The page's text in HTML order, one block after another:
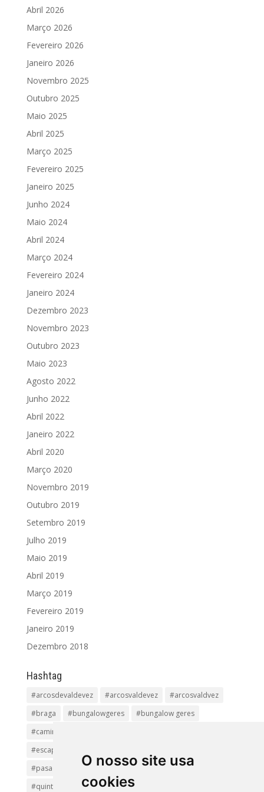
O nosso site usa
cookies
Abril 2026
Março 2026
Fevereiro 2026
Janeiro 2026
Novembro 2025
Outubro 2025
Maio 2025
Abril 2025
Março 2025
Fevereiro 2025
Janeiro 2025
Junho 2024
Maio 2024
Abril 2024
Março 2024
Fevereiro 2024
Janeiro 2024
Dezembro 2023
Novembro 2023
Outubro 2023
Maio 2023
Agosto 2022
Junho 2022
Abril 2022
Janeiro 2022
Abril 2020
Março 2020
Novembro 2019
Outubro 2019
Setembro 2019
Julho 2019
Maio 2019
Abril 2019
Março 2019
Fevereiro 2019
Janeiro 2019
Dezembro 2018
Hashtag
#arcosdevaldevez #arcosvaldevez
#arcosvaldvez
#braga
#bungalowgeres
#bungalow geres
#caminhadas
#escapadinha
#pasadiços
#passadiçosdovez
#penedageres
#quintalamosa
#religião